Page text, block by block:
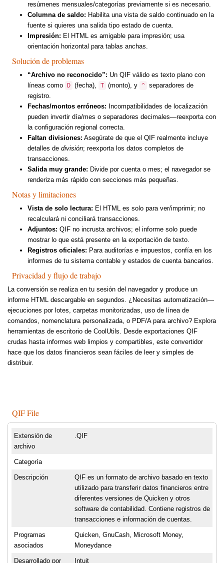
resúmenes mensuales/categorías previamente si es necesario.
Columna de saldo: Habilita una vista de saldo continuado en la
fuente si quieres una salida tipo estado de cuenta.
Impresión: El HTML es amigable para impresión; usa
orientación horizontal para tablas anchas.
Solución de problemas
“Archivo no reconocido”: Un QIF válido es texto plano con
líneas como
D (fecha), T (monto), y ^ separadores de
registro.
Fechas/montos erróneos: Incompatibilidades de localización
pueden invertir día/mes o separadores decimales—reexporta con
la configuración regional correcta.
Faltan divisiones: Asegúrate de que el QIF realmente incluye
detalles de división; reexporta los datos completos de
transacciones.
Salida muy grande: Divide por cuenta o mes; el navegador se
renderiza más rápido con secciones más pequeñas.
Notas y limitaciones
Vista de solo lectura: El HTML es solo para ver/imprimir; no
recalculará ni conciliará transacciones.
Adjuntos: QIF no incrusta archivos; el informe solo puede
mostrar lo que está presente en la exportación de texto.
Registros oficiales: Para auditorías e impuestos, confía en los
informes de tu sistema contable y estados de cuenta bancarios.
Privacidad y flujo de trabajo
La conversión se realiza en tu sesión del navegador y produce un
informe HTML descargable en segundos. ¿Necesitas automatización—
ejecuciones por lotes, carpetas monitorizadas, uso de línea de
comandos, nomenclatura personalizada, o PDF/A para archivo? Explora
herramientas de escritorio de CoolUtils. Desde exportaciones QIF
crudas hasta informes web limpios y compartibles, este convertidor
hace que los datos financieros sean fáciles de leer y simples de
distribuir.
QIF File
Extensión de
archivo
.QIF
Categoría
Descripción
QIF es un formato de archivo basado en texto
utilizado para transferir datos financieros entre
diferentes versiones de Quicken y otros
software de contabilidad. Contiene registros de
transacciones e información de cuentas.
Programas
asociados
Quicken, GnuCash, Microsoft Money,
Moneydance
Desarrollado por Intuit